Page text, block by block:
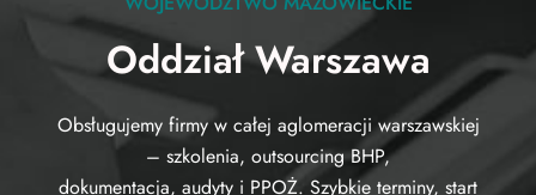
Oddział Warszawa
Obsługujemy firmy w całej aglomeracji warszawskiej
– szkolenia, outsourcing BHP,
dokumentacja, audyty i PPOŻ. Szybkie terminy, start